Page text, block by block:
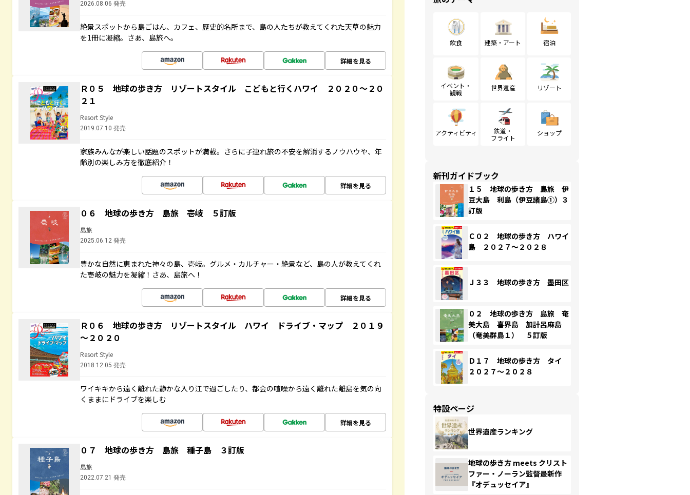
2026.08.06 発売
絶景スポットから島ごはん、カフェ、歴史的名所まで、島の人たちが教えてくれた天草の魅力
を1冊に凝縮。さあ、島旅へ。
詳細を見る
Ｒ０５ 地球の歩き方 リゾートスタイル こどもと行くハワイ ２０２０～２０
２１
Resort Style
2019.07.10 発売
家族みんなが楽しい話題のスポットが満載。さらに子連れ旅の不安を解消するノウハウや、年
齢別の楽しみ方を徹底紹介！
詳細を見る
０６ 地球の歩き方 島旅 壱岐 ５訂版
島旅
2025.06.12 発売
豊かな自然に恵まれた神々の島、壱岐。グルメ・カルチャー・絶景など、島の人が教えてくれ
た壱岐の魅力を凝縮！さあ、島旅へ！
詳細を見る
Ｒ０６ 地球の歩き方 リゾートスタイル ハワイ ドライブ・マップ ２０１９
～２０２０
Resort Style
2018.12.05 発売
ワイキキから遠く離れた静かな入り江で過ごしたり、都会の喧噪から遠く離れた離島を気の向
くままにドライブを楽しむ
詳細を見る
０７ 地球の歩き方 島旅 種子島 ３訂版
島旅
2022.07.21 発売
飲食 建築・アート 宿泊
イベント・
観戦
世界遺産 リゾート
アクティビティ
鉄道・
フライト
ショップ
新刊ガイドブック
１５ 地球の歩き方 島旅 伊
豆大島 利島（伊豆諸島①）３
訂版
Ｃ０２ 地球の歩き方 ハワイ
島 ２０２７～２０２８
Ｊ３３ 地球の歩き方 墨田区
０２ 地球の歩き方 島旅 奄
美大島 喜界島 加計呂麻島
（奄美群島１） ５訂版
Ｄ１７ 地球の歩き方 タイ
２０２７～２０２８
特設ページ
世界遺産ランキング
地球の歩き方 meets クリスト
ファー・ノーラン監督最新作
『オデュッセイア』